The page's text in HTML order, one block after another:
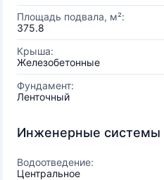
Площадь подвала, м²:
375.8
Крыша:
Железобетонные
Фундамент:
Ленточный
Инженерные системы
Водоотведение:
Центральное